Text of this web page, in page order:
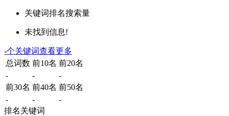
关键词排名搜索量
未找到信息!
-个关键词查看更多
总词数 前10名 前20名
-
-
-
前30名 前40名 前50名
-
-
-
排名关键词